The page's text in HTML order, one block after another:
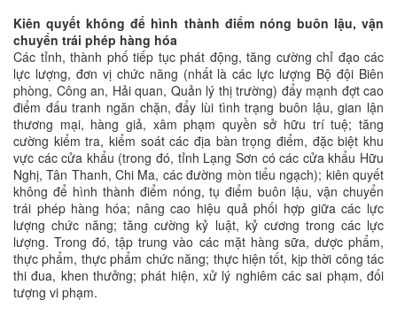
Kiên quyết không để hình thành điểm nóng buôn lậu, vận
chuyển trái phép hàng hóa
Các tỉnh, thành phố tiếp tục phát động, tăng cường chỉ đạo các
lực lượng, đơn vị chức năng (nhất là các lực lượng Bộ đội Biên
phòng, Công an, Hải quan, Quản lý thị trường) đẩy mạnh đợt cao
điểm đấu tranh ngăn chặn, đẩy lùi tình trạng buôn lậu, gian lận
thương mại, hàng giả, xâm phạm quyền sở hữu trí tuệ; tăng
cường kiểm tra, kiểm soát các địa bàn trọng điểm, đặc biệt khu
vực các cửa khẩu (trong đó, tỉnh Lạng Sơn có các cửa khẩu Hữu
Nghị, Tân Thanh, Chi Ma, các đường mòn tiểu ngạch); kiên quyết
không để hình thành điểm nóng, tụ điểm buôn lậu, vận chuyển
trái phép hàng hóa; nâng cao hiệu quả phối hợp giữa các lực
lượng chức năng; tăng cường kỷ luật, kỷ cương trong các lực
lượng. Trong đó, tập trung vào các mặt hàng sữa, dược phẩm,
thực phẩm, thực phẩm chức năng; thực hiện tốt, kịp thời công tác
thi đua, khen thưởng; phát hiện, xử lý nghiêm các sai phạm, đối
tượng vi phạm.